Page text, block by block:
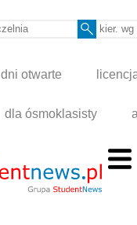
dni otwarte
dla ósmoklasisty